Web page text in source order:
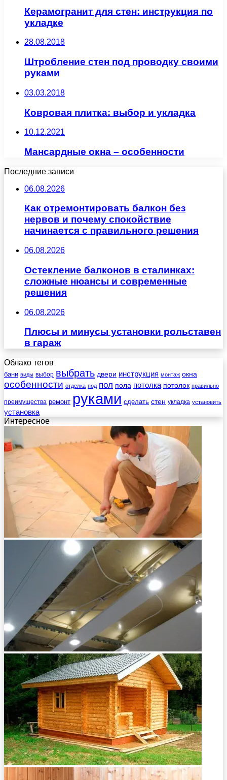
Керамогранит для стен: инструкция по
укладке
28.08.2018
Штробление стен под проводку своими
руками
03.03.2018
Ковровая плитка: выбор и укладка
10.12.2021
Мансардные окна – особенности
Последние записи
06.08.2026
Как отремонтировать балкон без
нервов и почему спокойствие
начинается с правильного решения
06.08.2026
Остекление балконов в сталинках:
сложные нюансы и современные
решения
06.08.2026
Плюсы и минусы установки рольставен
в гараж
Облако тегов
бани виды выбор выбрать двери инструкция монтаж окна
особенности отделка под пол пола потолка потолок правильно
преимущества ремонт руками сделать стен укладка установить
установка
Интересное